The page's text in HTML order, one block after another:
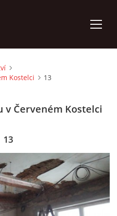
Kostelci
13
v Červeném Kostelci
13